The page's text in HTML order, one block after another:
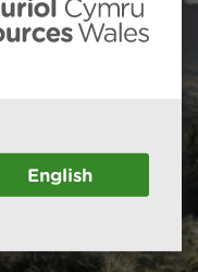
English